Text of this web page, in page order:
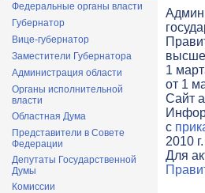
Федеральные органы власти
Губернатор
Вице-губернатор
Заместители Губернатора
Администрация области
Органы исполнительной
власти
Областная Дума
Представители в Совете
Федерации
Депутаты Государственной
Думы
Комиссии
1
от 1
Cайт
с
2010
Для